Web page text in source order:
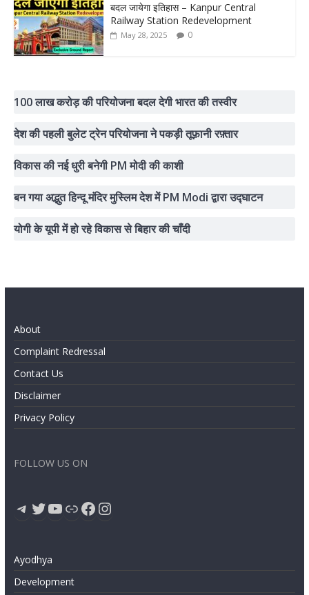
बदल जायेगा इतिहास – Kanpur Central
Railway Station Redevelopment
May 28, 2025 0
100 लाख करोड़ की परियोजना बदल देगी भारत की तस्वीर
देश की पहली बुलेट ट्रेन परियोजना ने पकड़ी तूफ़ानी रफ़्तार
विकास की नई धुरी बनेगी PM मोदी की काशी
बन गया अद्भुत हिन्दू मंदिर मुस्लिम देश में PM Modi द्वारा उद्घाटन
योगी के यूपी में हो रहे विकास से बिहार की चाँदी
About
Complaint Redressal
Contact Us
Disclaimer
Privacy Policy
FOLLOW US ON
Telegram
Twitter
YouTube
LinkFacebook
Instagram
Ayodhya
Development